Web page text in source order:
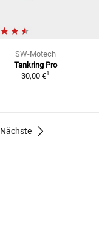
SW-Motech
Tankring Pro
30,00 €1
Nächste